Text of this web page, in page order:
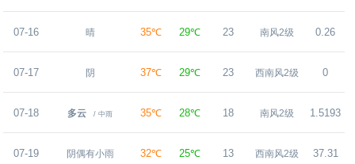
07-16 晴 35℃ 29℃ 23 南风2级 0.26
07-17 阴 37℃ 29℃ 23 西南风2级 0
07-18 多云 / 中雨 35℃ 28℃ 18 南风2级 1.5193
07-19 阴偶有小雨 32℃ 25℃ 13 西南风2级 37.31